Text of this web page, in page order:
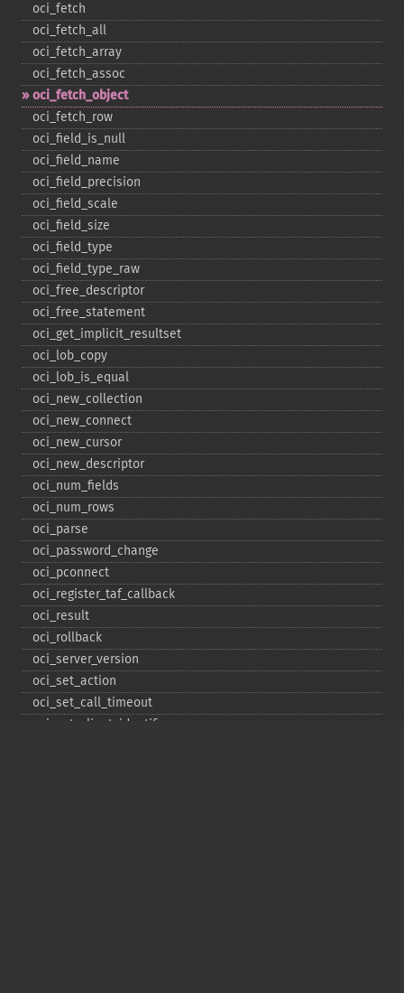
oci_​fetch
oci_​fetch_​all
oci_​fetch_​array
oci_​fetch_​assoc
oci_​fetch_​object
oci_​fetch_​row
oci_​field_​is_​null
oci_​field_​name
oci_​field_​precision
oci_​field_​scale
oci_​field_​size
oci_​field_​type
oci_​field_​type_​raw
oci_​free_​descriptor
oci_​free_​statement
oci_​get_​implicit_​resultset
oci_​lob_​copy
oci_​lob_​is_​equal
oci_​new_​collection
oci_​new_​connect
oci_​new_​cursor
oci_​new_​descriptor
oci_​num_​fields
oci_​num_​rows
oci_​parse
oci_​password_​change
oci_​pconnect
oci_​register_​taf_​callback
oci_​result
oci_​rollback
oci_​server_​version
oci_​set_​action
oci_​set_​call_​timeout
oci_​set_​client_​identifier